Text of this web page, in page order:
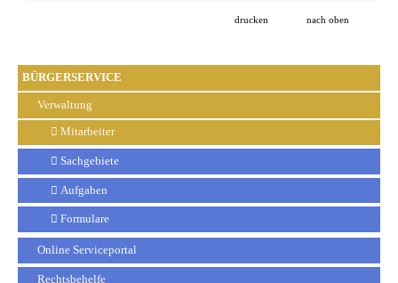
BÜRGERSERVICE
Verwaltung
Mitarbeiter
Sachgebiete
Aufgaben
Formulare
Online Serviceportal
Rechtsbehelfe
drucken nach oben